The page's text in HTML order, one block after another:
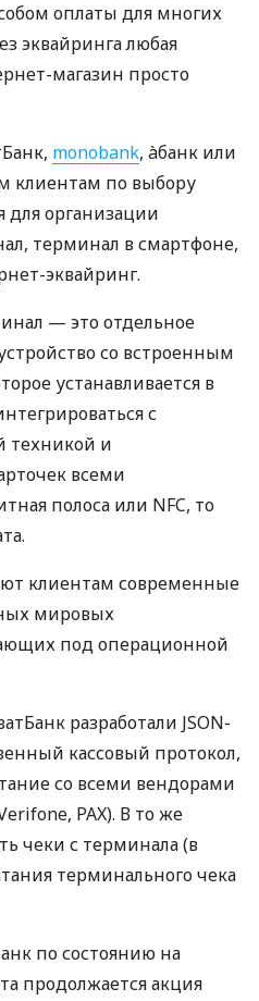
оплаты для многих
эквайринга любая
магазин просто
monobank, àбанк или
клиентам по выбору
для организации
терминал в смартфоне,
эквайринг.
— это отдельное
со встроенным
устанавливается в
с
техникой и
всеми
полоса или NFC, то
клиентам современные
мировых
под операционной
разработали JSON-
кассовый протокол,
со всеми вендорами
PAX). В то же
чеки с терминала (в
терминального чека
по состоянию на
продолжается акция